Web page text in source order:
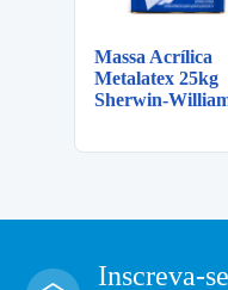
Massa Acrílica
Metalatex 25kg
Sherwin-
Inscreva-